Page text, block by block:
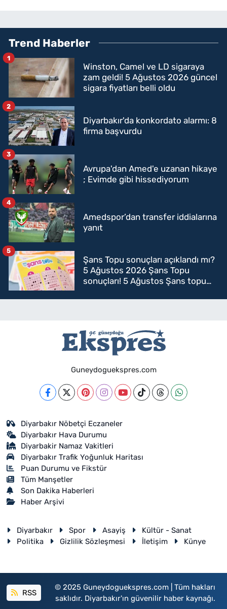
Trend Haberler
Winston, Camel ve LD sigaraya
zam geldi! 5 Ağustos 2026 güncel
sigara fiyatları belli oldu
1
Diyarbakır'da konkordato alarmı: 8
firma başvurdu
2
Avrupa'dan Amed'e uzanan hikaye
; Evimde gibi hissediyorum
3
Amedspor’dan transfer iddialarına
yanıt
4
Şans Topu sonuçları açıklandı mı?
5 Ağustos 2026 Şans Topu
sonuçları! 5 Ağustos Şans topu
5
Guneydoguekspres.com
Diyarbakır Nöbetçi Eczaneler
Diyarbakır Hava Durumu
Diyarbakir Namaz Vakitleri
Diyarbakır Trafik Yoğunluk Haritası
Puan Durumu ve Fikstür
Tüm Manşetler
Son Dakika Haberleri
Haber Arşivi
Diyarbakır Spor Asayiş
Kültür - Sanat
Politika
Gizlilik Sözleşmesi İletişim Künye
RSS
© 2025 Guneydoguekspres.com | Tüm hakları
saklıdır. Diyarbakır'ın güvenilir haber kaynağı.